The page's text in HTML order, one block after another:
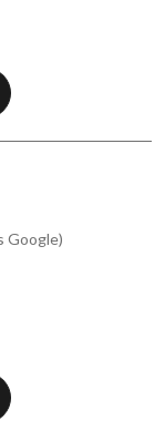
Google)